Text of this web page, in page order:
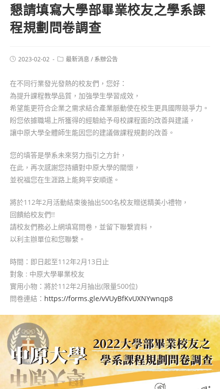
懇請填寫大學部畢業校友之學系課
程規劃問卷調查
2023-02-02 最新消息 / 系辦公告
在不同行業發光發熱的校友們，您好：
為提升課程教學品質，加強學生學習成效，
希望能更符合企業之需求結合產業脈動使在校生更具國際競爭力。
盼您依據職場上所獲得的經驗給予母校課程面的改善與建議，
讓中原大學全體師生能因您的建議做課程規劃的改善。
您的填答是學系未來努力指引之方針，
在此，再次感謝您持續對中原大學的關懷，
並祝福您在生涯路上能夠平安順遂。
將於112年2月活動結束後抽出500名校友贈送精美小禮物，
回饋給校友們!!
請校友們務必上網填寫問卷，並留下聯繫資料，
以利主辦單位和您聯繫。
時間：即日起至112年2月13日止
對象 : 中原大學畢業校友
實用小物：將於112年2月抽出(限量500位)
問卷連結： https://forms.gle/vVUyBfKvUXNYwnqp8